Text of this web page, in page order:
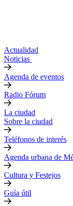
Actualidad
Noticias
Agenda de eventos
Radio Fórum
La ciudad
Sobre la ciudad
Teléfonos de interés
Agenda urbana de
Cultura y Festejos
Guía útil